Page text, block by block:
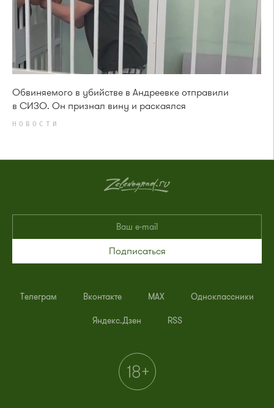
Обвиняемого в убийстве в Андреевке отправили
в СИЗО. Он признал вину и раскаялся
НОВОСТИ
Подписаться
Телеграм Вконтакте MAX Одноклассники
Яндекс.Дзен RSS